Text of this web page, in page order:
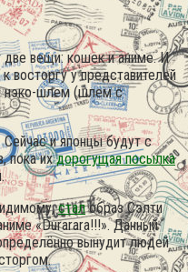
две вещи: кошек и аниме. И
восторгу у представителей
нэко-шлем (шлем с
Сейчас и японцы будут с
пока ихдорогущая посылка
сталобраз Сэлти
«Durarara!!!». Данный
вынудит людей